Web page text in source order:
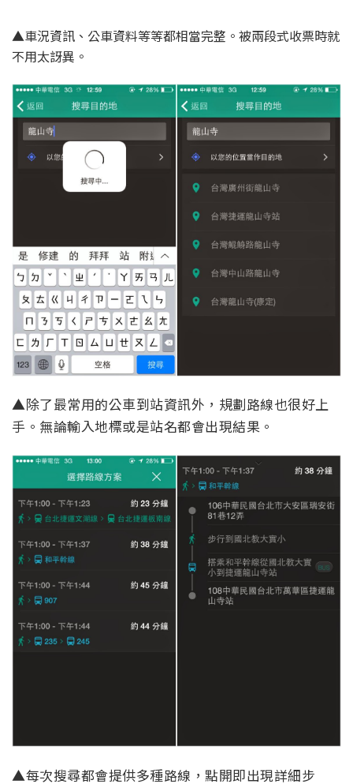
▲車況資訊、公車資料等等都相當完整。被兩段式收票時就
不用太訝異。
▲除了最常用的公車到站資訊外，規劃路線也很好上
手。無論輸入地標或是站名都會出現結果。
▲每次搜尋都會提供多種路線，點開即出現詳細步